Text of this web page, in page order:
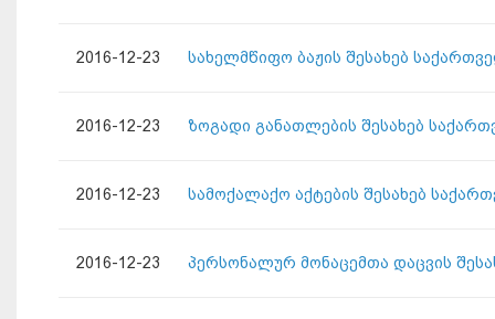
2016-12-23 სახელმწიფო ბაჟის შესახებ
2016-12-23 ზოგადი განათლების შესახებ
2016-12-23 სამოქალაქო აქტების შესახებ
2016-12-23 პერსონალურ მონაცემთა დაცვის